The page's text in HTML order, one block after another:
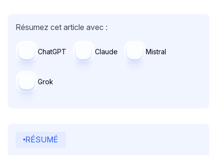
Résumez cet article avec :
ChatGPT Claude Mistral
Grok
RÉSUMÉ